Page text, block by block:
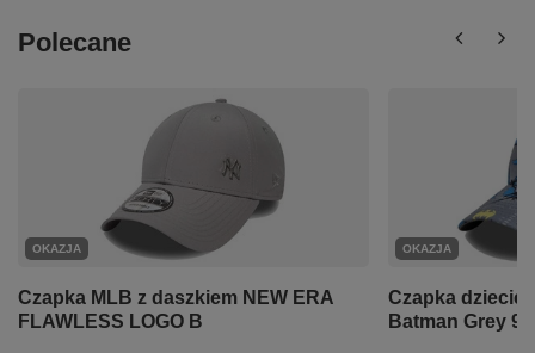
Polecane
OKAZJA
Czapka MLB z daszkiem NEW ERA
FLAWLESS LOGO B
OKAZJA
Czapka
Batman Grey